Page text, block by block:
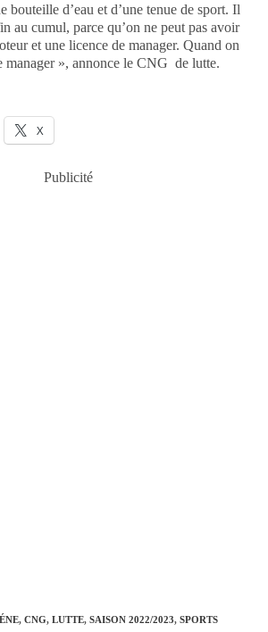
bouteille d’eau et d’une tenue de sport. Il
au cumul, parce qu’on ne peut pas avoir
et une licence de manager. Quand on
manager », annonce le CNG de lutte.
X
Publicité
, CNG, LUTTE, SAISON 2022/2023, SPORTS